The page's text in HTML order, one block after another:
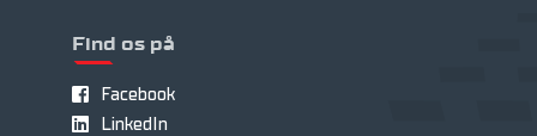
Find os på
Facebook
LinkedIn